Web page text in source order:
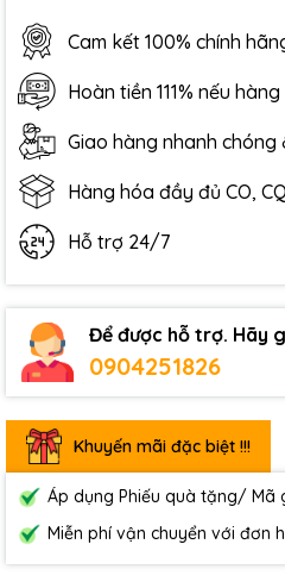
Cam kết 100% chính
Hoàn tiền 111% nếu
Giao hàng nhanh chóng
Hàng hóa đầy đủ CO, CQ
Hỗ trợ 24/7
Để được hỗ trợ. Hãy
0904251826
Khuyến mãi đặc biệt !!!
Áp dụng Phiếu quà tặng/ Mã
Miễn phí vận chuyển với đơn